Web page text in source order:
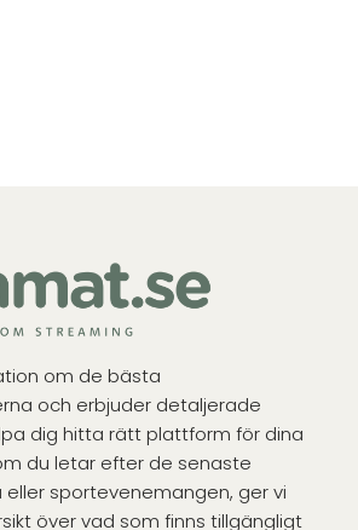
om de bästa
och erbjuder detaljerade
dig hitta rätt plattform för dina
du letar efter de senaste
eller sportevenemangen, ger vi
över vad som finns tillgängligt